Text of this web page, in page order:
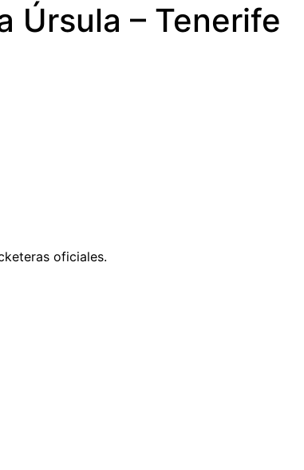
Úrsula – Tenerife
oficiales.